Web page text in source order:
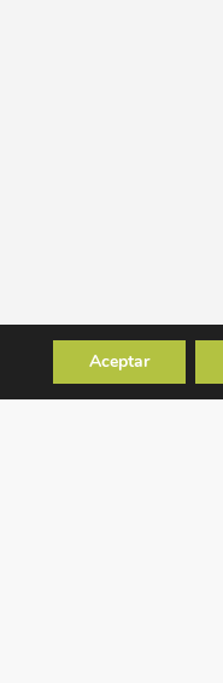
Aceptar